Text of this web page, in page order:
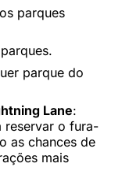
parques
parque do
Lane:
reservar o fura-
as chances de
mais